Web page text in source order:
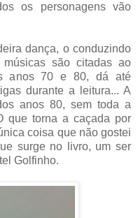
os personagens vão
dança, o conduzindo
são citadas ao
anos 70 e 80, dá até
durante a leitura... A
anos 80, sem toda a
que torna a caçada por
coisa que não gostei
surge no livro, um ser
Golfinho.